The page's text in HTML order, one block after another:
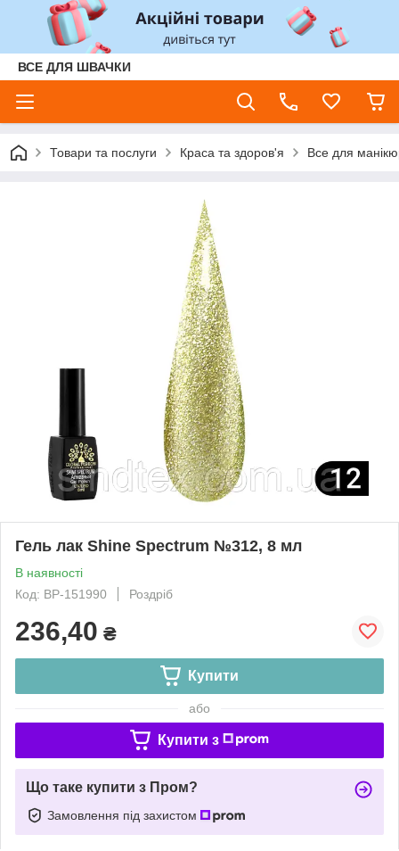
ВСЕ ДЛЯ ШВАЧКИ
Товари та послуги Краса та здоров'я Все для
Гель лак Shine Spectrum №312, 8 мл
В наявності
Код: ВР-151990
Роздріб
236,40 ₴
Купити
або
Купити з
Що таке купити з Пром?
Замовлення під захистом